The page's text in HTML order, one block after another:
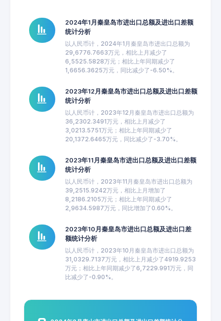
2024年1月秦皇岛市进出口总额及进出口差额
统计分析
以人民币计，2024年1月秦皇岛市进出口总额为
29,6776.7663万元，相比上月减少了
6,5525.5828万元；相比上年同期减少了
1,6656.3625万元，同比减少了-6.50%。
2023年12月秦皇岛市进出口总额及进出口差额
统计分析
以人民币计，2023年12月秦皇岛市进出口总额为
36,2302.3491万元，相比上月减少了
3,0213.5751万元；相比上年同期减少了
20,1372.6465万元，同比减少了-3.70%。
2023年11月秦皇岛市进出口总额及进出口差额
统计分析
以人民币计，2023年11月秦皇岛市进出口总额为
39,2515.9242万元，相比上月增加了
8,2186.2105万元；相比上年同期减少了
2,9634.5987万元，同比增加了0.60%。
2023年10月秦皇岛市进出口总额及进出口差
额统计分析
以人民币计，2023年10月秦皇岛市进出口总额为
31,0329.7137万元，相比上月减少了4919.9253
万元；相比上年同期减少了6,7229.991万元，同
比减少了-0.90%。